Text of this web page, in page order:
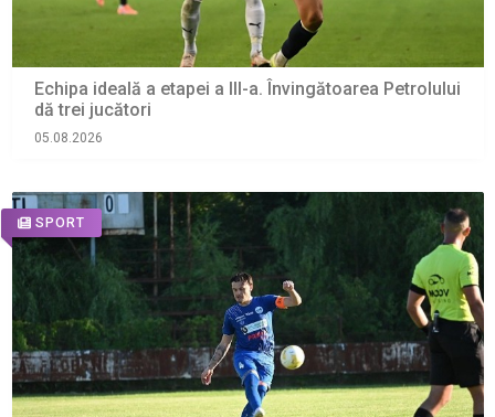
Echipa ideală a etapei a III-a. Învingătoarea Petrolului
dă trei jucători
05.08.2026
SPORT